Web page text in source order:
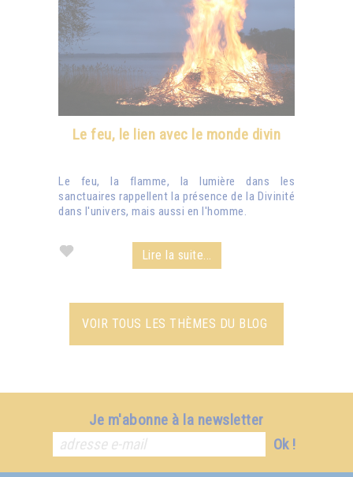
Le feu, le lien avec le monde divin
Le feu, la flamme, la lumière dans les
sanctuaires rappellent la présence de la Divinité
dans l'univers, mais aussi en l'homme.
Lire la suite...
VOIR TOUS LES THÈMES DU BLOG
Je m'abonne à la newsletter
Ok !